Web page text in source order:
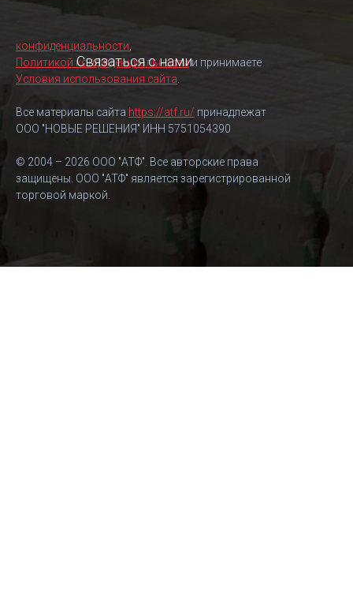
Связаться с нами
конфиденциальности
Политикой конфиденциальностии принимаете
Условия использования сайта
Все материалы сайта https://atf.ru/ принадлежат
ООО "НОВЫЕ РЕШЕНИЯ" ИНН 5751054390
© 2004 – 2026 ООО "АТФ". Все авторские права
защищены. ООО "АТФ" является зарегистрированной
торговой маркой.